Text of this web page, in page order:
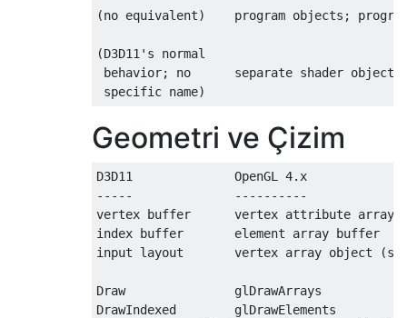
(no equivalent)    program objects;
(D3D11's normal
behavior; no      separate shader objects
specific name)
Geometri ve Çizim
D3D11              OpenGL 4.x
-----              ----------
vertex buffer      vertex attribute array
index buffer       element array buffer
input layout       vertex array object
Draw               glDrawArrays
DrawIndexed        glDrawElements